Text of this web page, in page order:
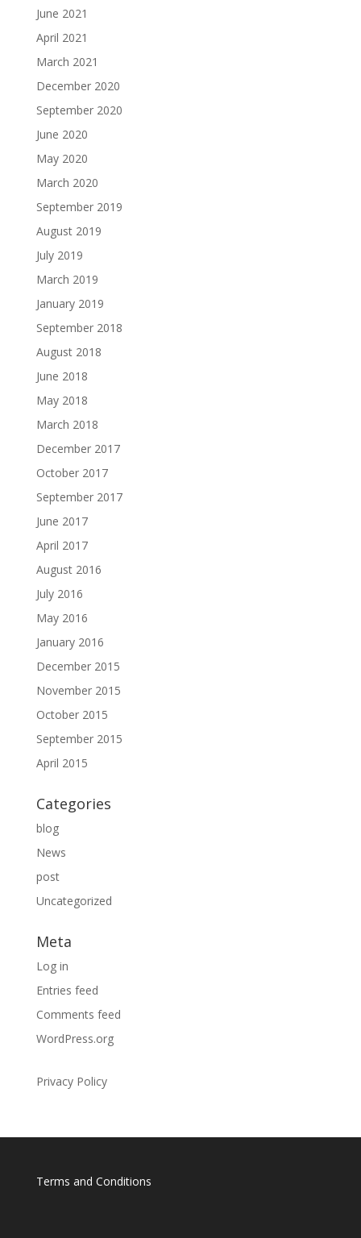
June 2021
April 2021
March 2021
December 2020
September 2020
June 2020
May 2020
March 2020
September 2019
August 2019
July 2019
March 2019
January 2019
September 2018
August 2018
June 2018
May 2018
March 2018
December 2017
October 2017
September 2017
June 2017
April 2017
August 2016
July 2016
May 2016
January 2016
December 2015
November 2015
October 2015
September 2015
April 2015
Categories
blog
News
post
Uncategorized
Meta
Log in
Entries feed
Comments feed
WordPress.org
Privacy Policy
Terms and Conditions